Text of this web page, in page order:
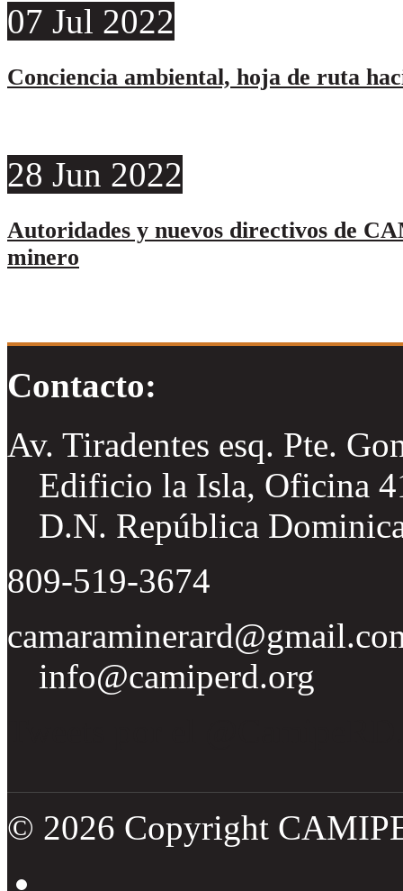
07 Jul 2022
Conciencia ambiental, hoja de ruta
28 Jun 2022
Autoridades y nuevos directivos de
minero
Contacto:
Av. Tiradentes esq. Pte.
Edificio la Isla, Oficina
D.N. República
809-519-3674
info@camiperd.org
© 2026 Copyright